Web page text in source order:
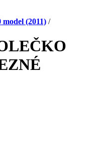
(2011) /